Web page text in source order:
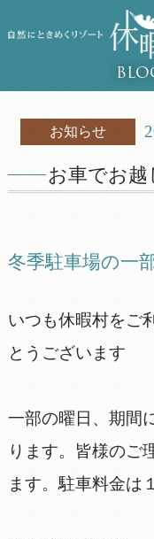
お知らせ
お車でお
冬季駐車場の一
いつも休暇村をご
とうございます
一部の曜日、期間
ります。皆様のご
ます。駐車料金は